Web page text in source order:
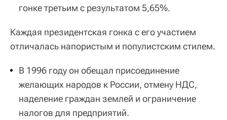
гонке третьим с результатом 5,65%.
Каждая президентская гонка с его участием
отличалась напористым и популистским стилем.
В 1996 году он обещал присоединение
желающих народов к России, отмену НДС,
наделение граждан землей и ограничение
налогов для предприятий.